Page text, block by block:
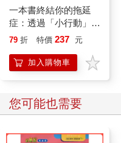
一本書終結你的拖延
症：透過「小行動」打
開大腦的行動開關，懶
的37個科學方法
79 折 特價 237 元
加入購物車
您可能也需要